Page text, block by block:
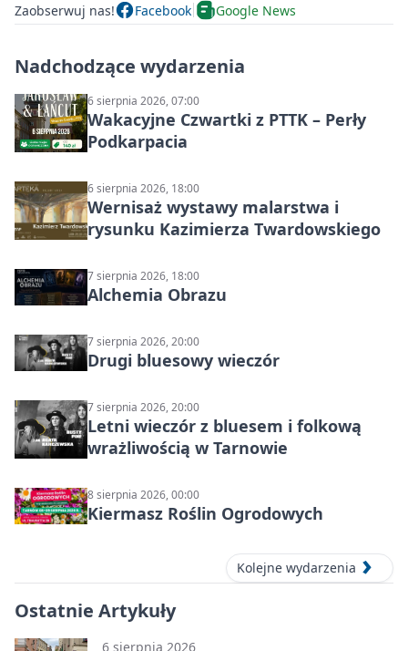
Zaobserwuj nas! Facebook Google News
Nadchodzące wydarzenia
6 sierpnia 2026, 07:00
Wakacyjne Czwartki z PTTK – Perły
Podkarpacia
6 sierpnia 2026, 18:00
Wernisaż wystawy malarstwa i
rysunku Kazimierza Twardowskiego
7 sierpnia 2026, 18:00
Alchemia Obrazu
7 sierpnia 2026, 20:00
Drugi bluesowy wieczór
7 sierpnia 2026, 20:00
Letni wieczór z bluesem i folkową
wrażliwością w Tarnowie
8 sierpnia 2026, 00:00
Kiermasz Roślin Ogrodowych
Kolejne wydarzenia
Ostatnie Artykuły
6 sierpnia 2026